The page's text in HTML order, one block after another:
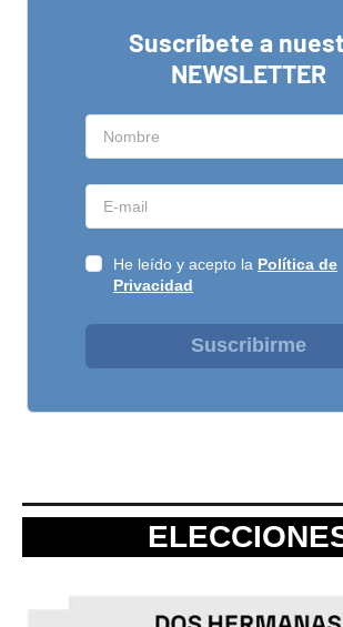
Suscríbete a
NEWSLETTER
He leído y acepto la Política de
Privacidad
Suscribirme